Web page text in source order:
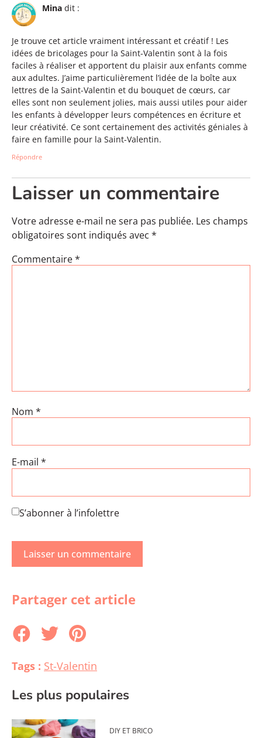
Mina dit :
Je trouve cet article vraiment intéressant et créatif ! Les
idées de bricolages pour la Saint-Valentin sont à la fois
faciles à réaliser et apportent du plaisir aux enfants comme
aux adultes. J’aime particulièrement l’idée de la boîte aux
lettres de la Saint-Valentin et du bouquet de cœurs, car
elles sont non seulement jolies, mais aussi utiles pour aider
les enfants à développer leurs compétences en écriture et
leur créativité. Ce sont certainement des activités géniales à
faire en famille pour la Saint-Valentin.
Répondre
Laisser un commentaire
Votre adresse e-mail ne sera pas publiée. Les champs
obligatoires sont indiqués avec *
Commentaire*
Nom *
E-mail *
S’abonner à l’infolettre
Partager cet article
Tags : St-Valentin
Les plus populaires
DIY ET BRICO